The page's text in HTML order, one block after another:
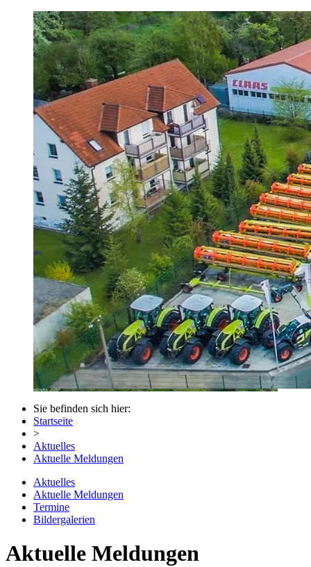
Sie befinden sich hier:
Startseite
>
Aktuelles
Aktuelle Meldungen
Aktuelles
Aktuelle Meldungen
Termine
Bildergalerien
Aktuelle Meldungen